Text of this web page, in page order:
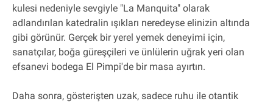
kulesi nedeniyle sevgiyle "La Manquita" olarak
adlandırılan katedralin ışıkları neredeyse elinizin altında
gibi görünür. Gerçek bir yerel yemek deneyimi için,
sanatçılar, boğa güreşçileri ve ünlülerin uğrak yeri olan
efsanevi bodega El Pimpi'de bir masa ayırtın.
Daha sonra, gösterişten uzak, sadece ruhu ile otantik